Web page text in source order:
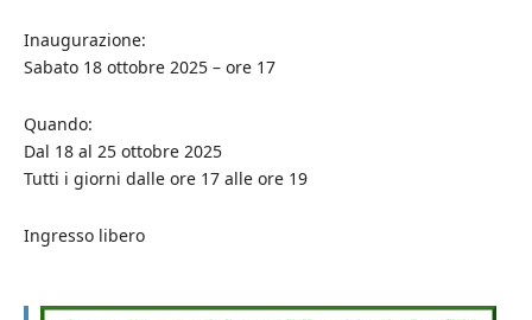
Inaugurazione:
Sabato 18 ottobre 2025 – ore 17
Quando:
Dal 18 al 25 ottobre 2025
Tutti i giorni dalle ore 17 alle ore 19
Ingresso libero